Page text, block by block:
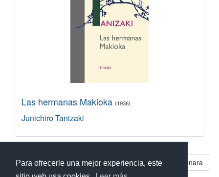
Para ofrecerle una mejor experiencia, este
Las hermanas Makioka (1936)
Junichiro Tanizaki
Libros parecidos a Sayonara